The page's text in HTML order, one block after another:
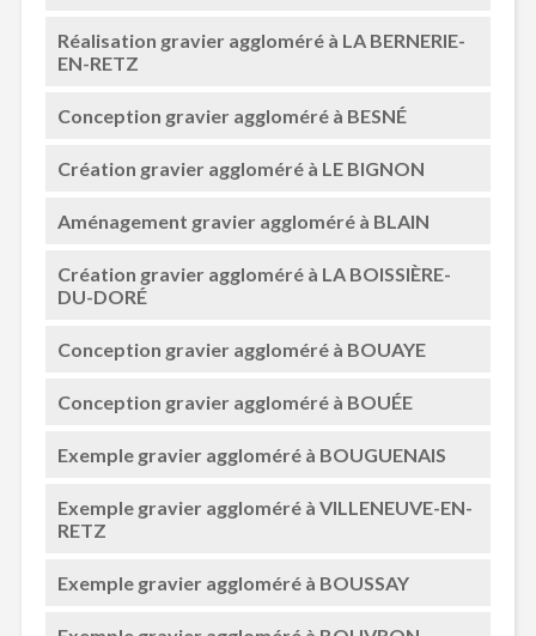
Réalisation gravier aggloméré à LA BERNERIE-
EN-RETZ
Conception gravier aggloméré à BESNÉ
Création gravier aggloméré à LE BIGNON
Aménagement gravier aggloméré à BLAIN
Création gravier aggloméré à LA BOISSIÈRE-
DU-DORÉ
Conception gravier aggloméré à BOUAYE
Conception gravier aggloméré à BOUÉE
Exemple gravier aggloméré à BOUGUENAIS
Exemple gravier aggloméré à VILLENEUVE-EN-
RETZ
Exemple gravier aggloméré à BOUSSAY